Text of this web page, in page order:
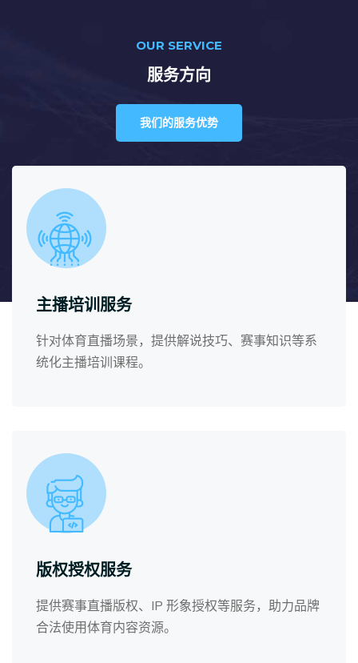
OUR SERVICE
服务方向
我们的服务优势
主播培训服务
针对体育直播场景，提供解说技巧、赛事知识等系
统化主播培训课程。
版权授权服务
提供赛事直播版权、IP 形象授权等服务，助力品牌
合法使用体育内容资源。